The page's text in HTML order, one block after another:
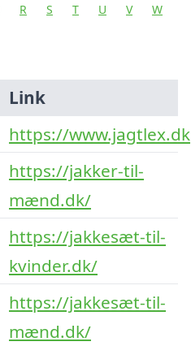
R S T U V
W
Link
https://www.jagtlex.dk
https://jakker-til-
mænd.dk/
https://jakkesæt-til-
kvinder.dk/
https://jakkesæt-til-
mænd.dk/